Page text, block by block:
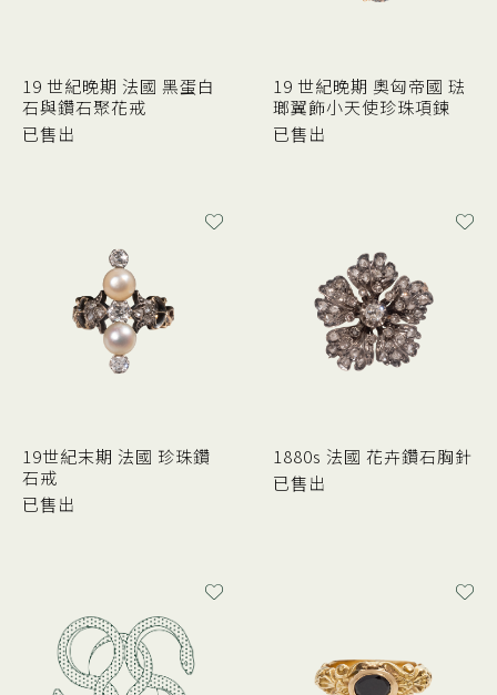
19 世紀晚期 法國 黑蛋白
石與鑽石聚花戒
已售出
19 世紀晚期 奧匈帝國 琺
瑯翼飾小天使珍珠項鍊
已售出
19世紀末期 法國 珍珠鑽
石戒
已售出
1880s 法國 花卉鑽石胸針
已售出